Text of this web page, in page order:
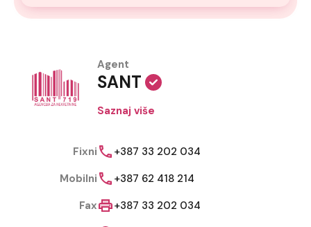
Agent
SANT
Saznaj više
Fixni
+387 33 202 034
Mobilni
+387 62 418 214
Fax
+387 33 202 034